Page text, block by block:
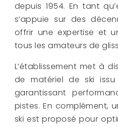
depuis 1954. En tant
s’appuie sur des
offrir une expertise et
tous les amateurs de
L’établissement met à
de matériel de ski
garantissant
pistes. En complément,
ski est proposé pour